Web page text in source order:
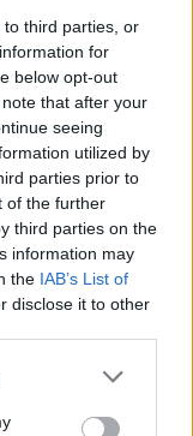
third parties, or
for
below opt-out
that after your
seeing
utilized by
parties prior to
of the further
third parties on the
information may
the IAB’s List of
disclose it to other
or more Google
You may click to
ο ΣΥΡΙΖΑ δεν
και κρίνουν»,